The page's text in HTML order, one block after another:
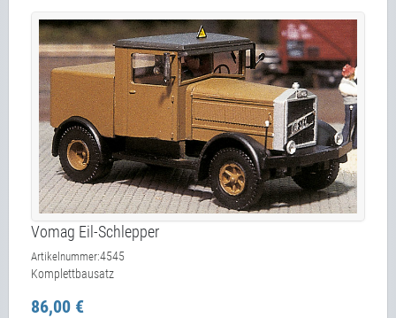
Vomag Eil-Schlepper
Artikelnummer:4545
Komplettbausatz
86,00 €